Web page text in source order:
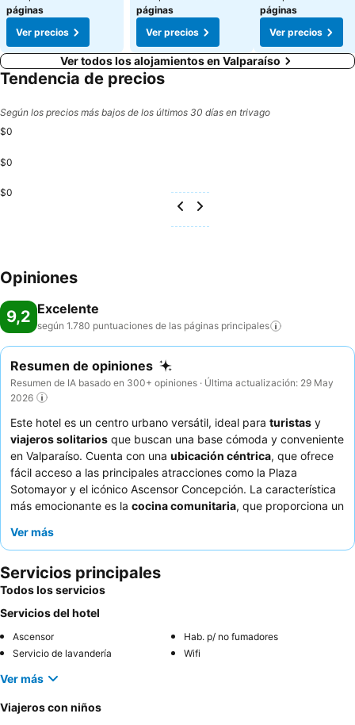
páginas
Ver precios
páginas
Ver precios
páginas
Ver precios
Ver todos los alojamientos en Valparaíso
Tendencia de precios
Según los precios más bajos de los últimos 30 días en trivago
$0
$0
$0
Opiniones
9,2 Excelente
según 1.780 puntuaciones de las páginas principales
Resumen de opiniones
Resumen de IA basado en 300+ opiniones · Última actualización: 29 May
2026
Este hotel es un centro urbano versátil, ideal para turistas y
viajeros solitarios que buscan una base cómoda y conveniente
en Valparaíso. Cuenta con una ubicación céntrica, que ofrece
fácil acceso a las principales atracciones como la Plaza
Sotomayor y el icónico Ascensor Concepción. La característica
más emocionante es la cocina comunitaria, que proporciona un
elogian constantemente al
de deliciosos desayunos y meriendas. Para una experiencia más
tranquila, considere solicitar una habitación con vistas al jardín.
Ver más
Servicios principales
Todos los servicios
Servicios del hotel
Ascensor
Hab. p/ no fumadores
Servicio de lavandería
Wifi
Ver más
Viajeros con niños